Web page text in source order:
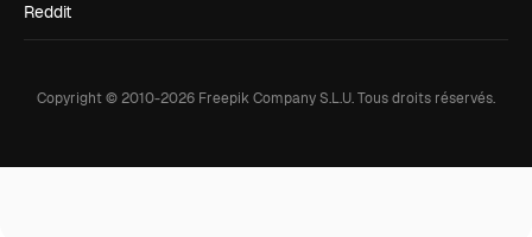
Reddit
Copyright © 2010-2026 Freepik Company S.L.U.Tous droits réservés.